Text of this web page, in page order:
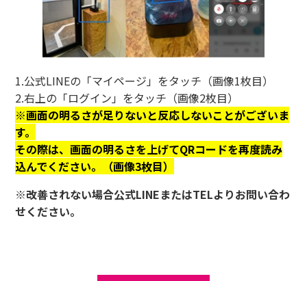
1.公式LINEの「マイページ」をタッチ（画像1枚目）
2.右上の「ログイン」をタッチ（画像2枚目）
※画面の明るさが足りないと反応しないことがございま
す。
その際は、画面の明るさを上げてQRコードを再度読み
込んでください。（画像3枚目）
※改善されない場合公式LINEまたはTELよりお問い合わ
せください。